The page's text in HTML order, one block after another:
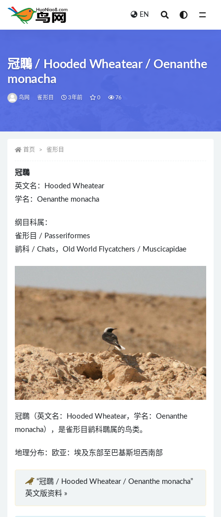
EN
冠䳭 / Hooded Wheatear / Oenanthe
monacha
鸟网 雀形目 3年前 0 76
首页 雀形目
冠䳭
英文名：Hooded Wheatear
学名：Oenanthe monacha
纲目科属：
雀形目 / Passeriformes
鹟科 / Chats，Old World Flycatchers / Muscicapidae
冠䳭（英文名：Hooded Wheatear，学名：Oenanthe
monacha），是雀形目鹟科䳭属的鸟类。
地理分布：欧亚：埃及东部至巴基斯坦西南部
“冠䳭 / Hooded Wheatear / Oenanthe monacha”
英文版资料 »